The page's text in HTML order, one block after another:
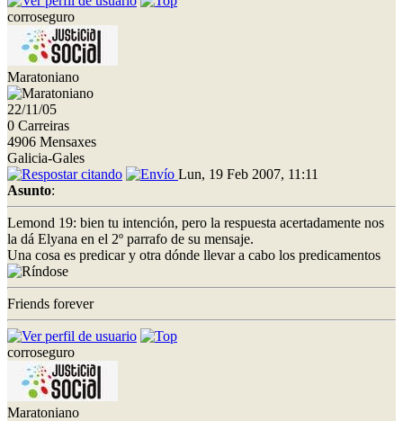
corroseguro
Maratoniano
22/11/05
0 Carreiras
4906 Mensaxes
Galicia-Gales
Lun, 19 Feb 2007, 11:11
Asunto:
Lemond 19: bien tu intención, pero la respuesta acertadamente nos
la dá Elyana en el 2º parrafo de su mensaje.
Una cosa es predicar y otra dónde llevar a cabo los predicamentos
Friends forever
corroseguro
Maratoniano